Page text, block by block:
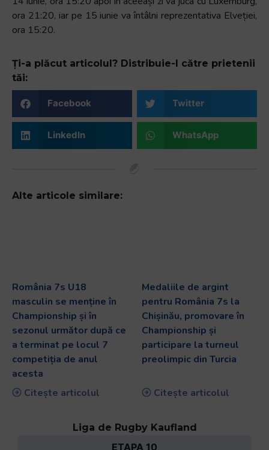
ora 21:20, iar pe 15 iunie va întâlni reprezentativa Elveției,
ora 15:20.
Ți-a plăcut articolul? Distribuie-l către prietenii
tăi:
Facebook Twitter
LinkedIn WhatsApp
Alte articole similare:
România 7s U18
masculin se menține în
Championship și în
sezonul următor după ce
a terminat pe locul 7
competiția de anul
acesta
Citește articolul
Medaliile de argint
pentru România 7s la
Chișinău, promovare în
Championship și
participare la turneul
preolimpic din Turcia
Citește articolul
Liga de Rugby Kaufland
ETAPA 10